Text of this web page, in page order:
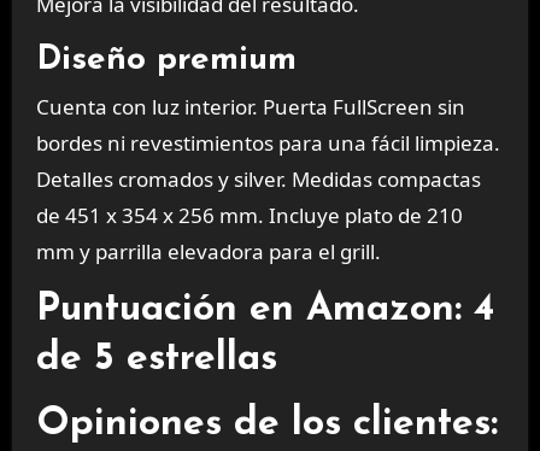
Diseño premium
Cuenta con luz interior. Puerta FullScreen sin
bordes ni revestimientos para una fácil limpieza.
Detalles cromados y silver. Medidas compactas
de 451 x 354 x 256 mm. Incluye plato de 210
mm y parrilla elevadora para el grill.
Puntuación en Amazon: 4
de 5 estrellas
Opiniones de los clientes: